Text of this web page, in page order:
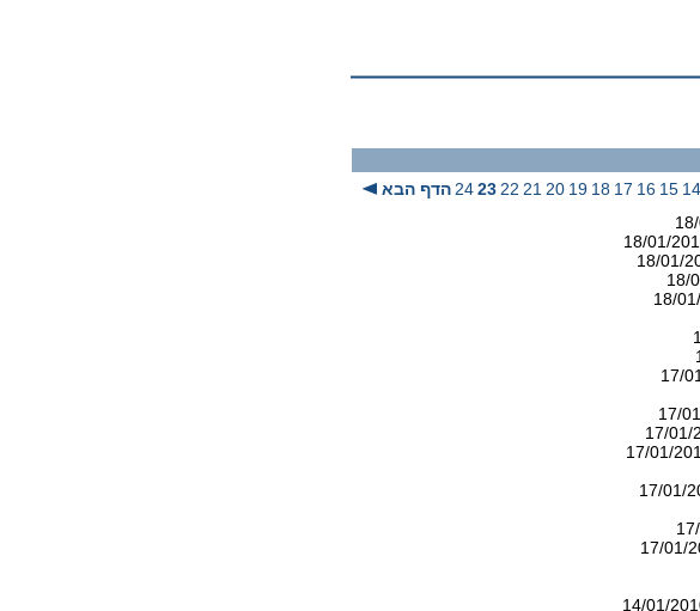
14
15
16
17
18
19
20
21
22
23
24 הדף הבא
18/01/
18/01/
18/
18/
17/
17/
17/01/
17/01/
17/01/
17/01/
14/01/